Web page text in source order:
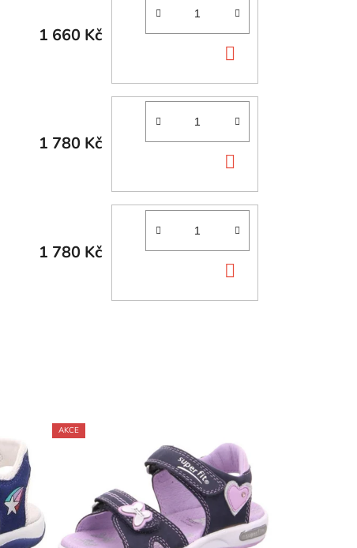
1 660 Kč
KOŠÍKU
1 780 Kč
KOŠÍKU
1 780 Kč
KOŠÍKU
AKCE